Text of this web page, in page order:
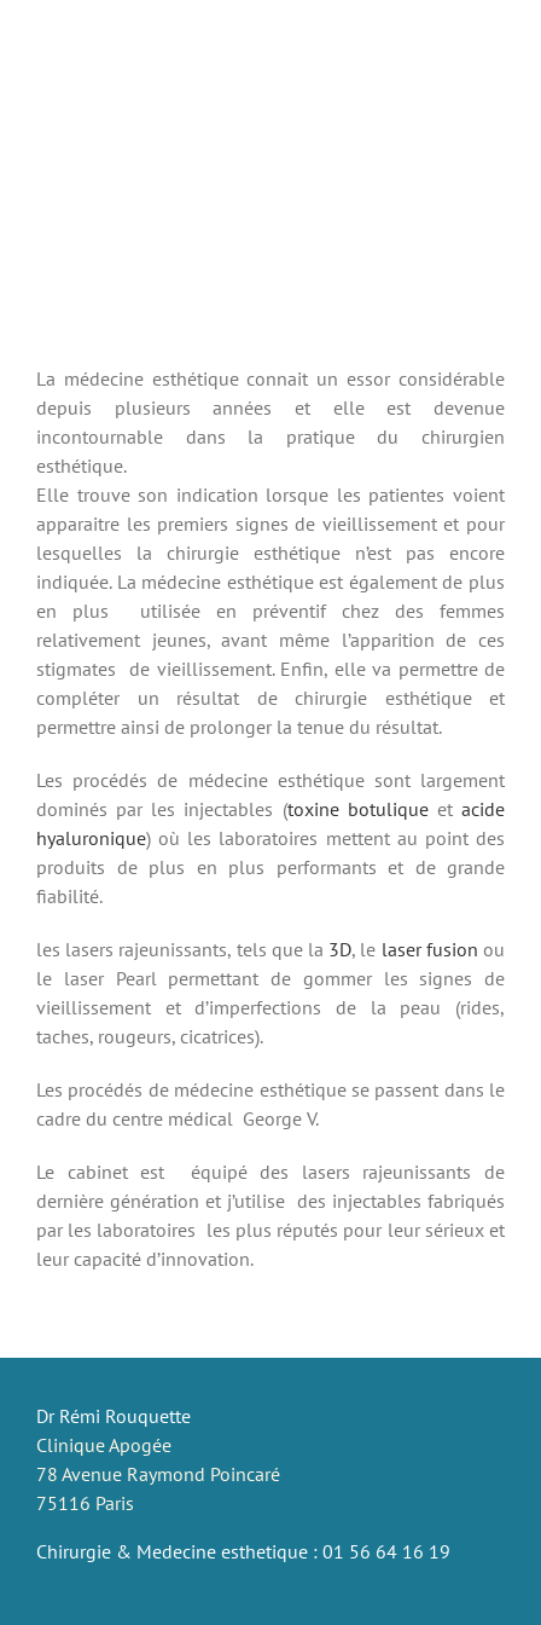
La médecine esthétique connait un essor considérable
depuis plusieurs années et elle est devenue
incontournable dans la pratique du chirurgien
esthétique.
Elle trouve son indication lorsque les patientes voient
apparaitre les premiers signes de vieillissement et pour
lesquelles la chirurgie esthétique n’est pas encore
indiquée. La médecine esthétique est également de plus
en plus utilisée en préventif chez des femmes
relativement jeunes, avant même l’apparition de ces
stigmates de vieillissement. Enfin, elle va permettre de
compléter un résultat de chirurgie esthétique et
permettre ainsi de prolonger la tenue du résultat.
Les procédés de médecine esthétique sont largement
dominés par les injectables (toxine botuliqueetacide
hyaluronique) où les laboratoires mettent au point des
produits de plus en plus performants et de grande
fiabilité.
les lasers rajeunissants, tels que la 3D, le laser fusion ou
le laser Pearl permettant de gommer les signes de
vieillissement et d’imperfections de la peau (rides,
taches, rougeurs, cicatrices).
Les procédés de médecine esthétique se passent dans le
cadre du centre médical George V.
Le cabinet est équipé des lasers rajeunissants de
dernière génération et j’utilise des injectables fabriqués
par les laboratoires les plus réputés pour leur sérieux et
leur capacité d’innovation.
Dr Rémi Rouquette
Clinique Apogée
78 Avenue Raymond Poincaré
75116 Paris
Chirurgie & Medecine esthetique : 01 56 64 16 19